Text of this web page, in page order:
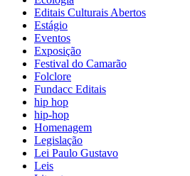
Editais Culturais Abertos
Estágio
Eventos
Exposição
Festival do Camarão
Folclore
Fundacc Editais
hip hop
hip-hop
Homenagem
Legislação
Lei Paulo Gustavo
Leis